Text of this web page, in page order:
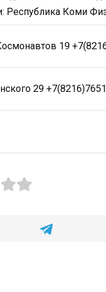
Республика Коми
19
29